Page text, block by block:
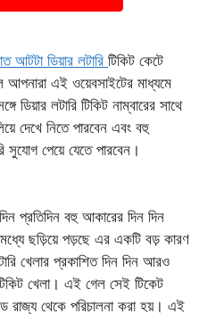
আটটা ডিয়ার লটারি টিকিট কেটে
আপনারা এই ওয়েবসাইটের মাধ্যমে
ডিয়ার লটারি টিকিট নাম্বারের সাথে
দেখে নিতে পারবেন এবং বহু
সুযোগ পেয়ে যেতে পারবেন।
দিন প্রতিদিন বহু আকারের দিন দিন
ছড়িয়ে পড়ছে এর একটি বড় কারণ
খেলার প্রকাশিত দিন দিন আরও
খেলা। এই গেল সেই টিকেট
রাজ্য থেকে পরিচালনা করা হয়। এই